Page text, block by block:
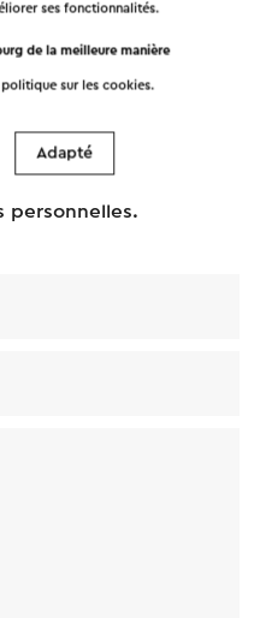
Guillaume. Votre
déclaration de
Visit Zuid-
personnelles.
ses fonctionnalités.
de la meilleure manière
politique sur lescookies.
Adapté